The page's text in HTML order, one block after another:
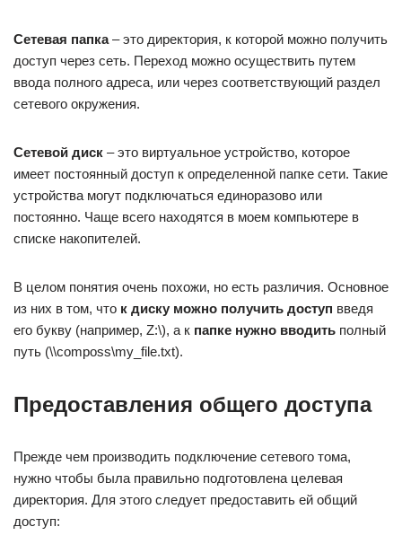
Сетевая папка– это директория, к которой можно получить
доступ через сеть. Переход можно осуществить путем
ввода полного адреса, или через соответствующий раздел
сетевого окружения.
Сетевой диск – это виртуальное устройство, которое
имеет постоянный доступ к определенной папке сети. Такие
устройства могут подключаться единоразово или
постоянно. Чаще всего находятся в моем компьютере в
списке накопителей.
В целом понятия очень похожи, но есть различия. Основное
из них в том, что к диску можно получить доступ введя
его букву (например, Z:\), а к папке нужно вводить полный
путь (\\composs\my_file.txt).
Предоставления общего доступа
Прежде чем производить подключение сетевого тома,
нужно чтобы была правильно подготовлена целевая
директория. Для этого следует предоставить ей общий
доступ: